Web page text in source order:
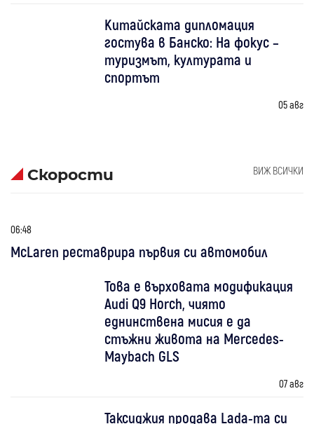
Китайската дипломация
гостува в Банско: На фокус –
туризмът, културата и
спортът
05 авг
Скорости ВИЖ ВСИЧКИ
06:48
McLaren реставрира първия си автомобил
Това е върховата модификация
Audi Q9 Horch, чиято
еднинствена мисия е да
стъжни живота на Mercedes-
Maybach GLS
07 авг
Таксиджия продава Lada-та си